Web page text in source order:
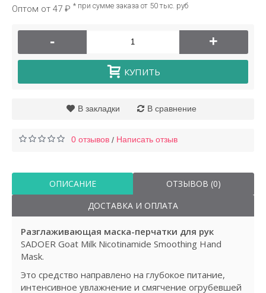
Оптом от 47 ₽ * при сумме заказа от 50 тыс. руб
- +
КУПИТЬ
В закладки В сравнение
0 отзывов / Написать отзыв
ОПИСАНИЕ
ОТЗЫВОВ (0)
ДОСТАВКА И ОПЛАТА
Разглаживающая маска-перчатки для рук
SADOER Goat Milk Nicotinamide Smoothing Hand
Mask.
Это средство направлено на глубокое питание,
интенсивное увлажнение и смягчение огрубевшей